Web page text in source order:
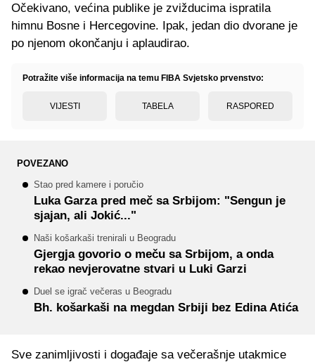
Očekivano, većina publike je zvižducima ispratila
himnu Bosne i Hercegovine. Ipak, jedan dio dvorane je
po njenom okončanju i aplaudirao.
Potražite više informacija na temu FIBA Svjetsko prvenstvo:
VIJESTI TABELA RASPORED
POVEZANO
Stao pred kamere i poručio
Luka Garza pred meč sa Srbijom: "Sengun je
sjajan, ali Jokić..."
Naši košarkaši trenirali u Beogradu
Gjergja govorio o meču sa Srbijom, a onda
rekao nevjerovatne stvari u Luki Garzi
Duel se igrač večeras u Beogradu
Bh. košarkaši na megdan Srbiji bez Edina Atića
Sve zanimljivosti i događaje sa večerašnje utakmice